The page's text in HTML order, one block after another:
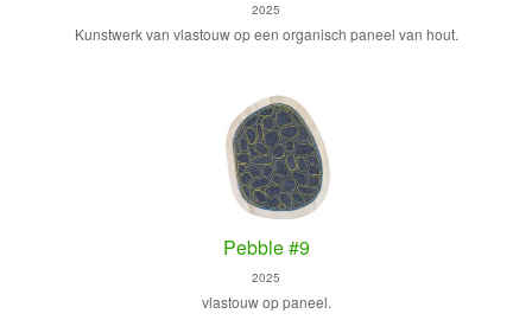
2025
Kunstwerk van vlastouw op een organisch paneel van hout.
Pebble #9
2025
vlastouw op paneel.